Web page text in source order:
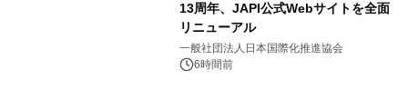
13周年、JAPI公式Webサイトを全面
リニューアル
一般社団法人日本国際化推進協会
6時間前